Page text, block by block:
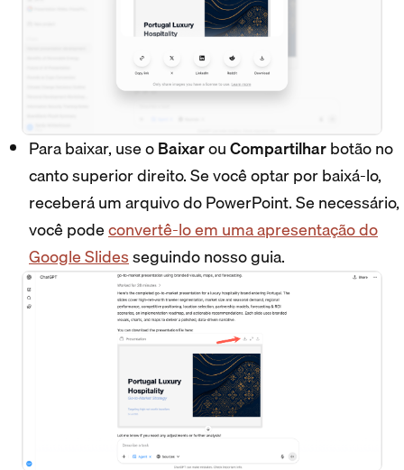
Para baixar, use oBaixarouCompartilharbotão no
canto superior direito. Se você optar por baixá-lo,
receberá um arquivo do PowerPoint. Se necessário,
você podeconvertê-lo em uma apresentação do
Google Slidesseguindo nosso guia.